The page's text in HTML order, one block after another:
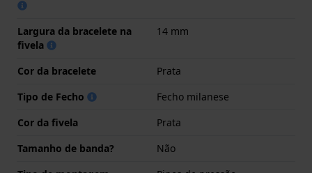
Largura da bracelete na
fivela
14 mm
Cor da bracelete
Prata
Tipo de Fecho
Fecho milanese
Cor da fivela
Prata
Tamanho de banda?
Não